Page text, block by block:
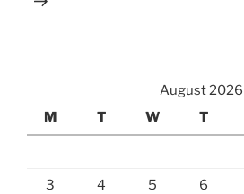
August 2026
M
T W T
3 4 5 6